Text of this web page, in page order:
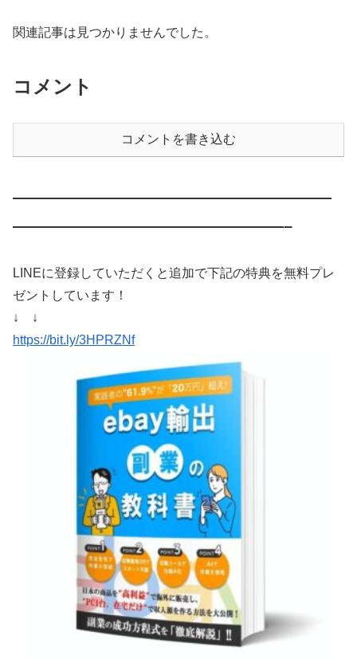
関連記事は見つかりませんでした。
コメント
コメントを書き込む
————————————————————
—————————————————–
LINEに登録していただくと追加で下記の特典を無料プレ
ゼントしています！
↓ ↓
https://bit.ly/3HPRZNf